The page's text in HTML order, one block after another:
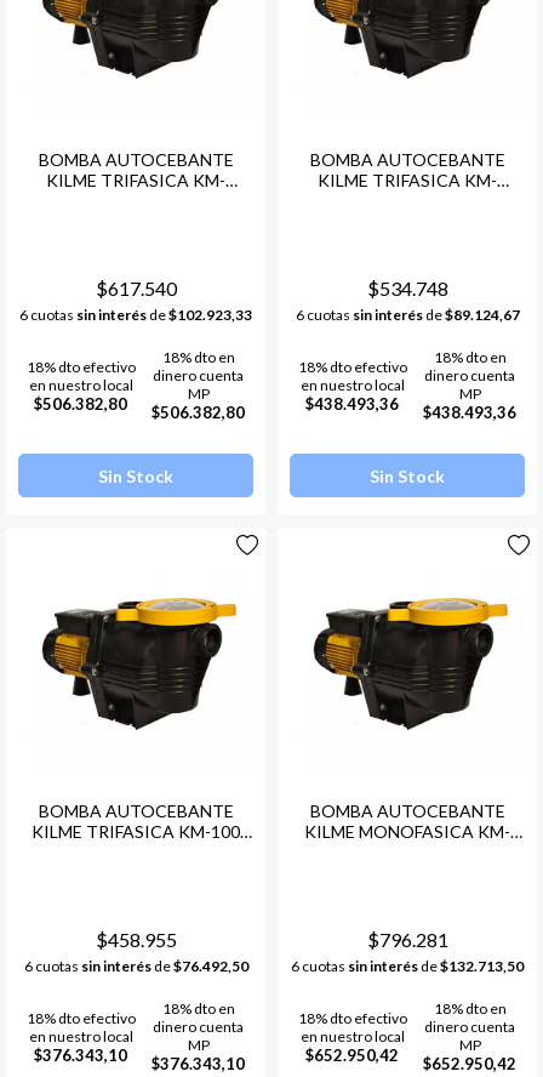
BOMBA AUTOCEBANTE
KILME TRIFASICA KM-
$617.540
6 cuotas sin interés de$102.923,33
18% dto efectivo
en nuestro local
$506.382,80
18% dto en
dinero cuenta
MP
$506.382,80
Sin Stock
BOMBA AUTOCEBANTE
KILME TRIFASICA KM-
$534.748
6 cuotas sin interésde$89.124,67
18% dto efectivo
en nuestro local
$438.493,36
18% dto en
dinero cuenta
MP
$438.493,36
Sin Stock
BOMBA AUTOCEBANTE
KILME TRIFASICA KM-100
$458.955
6 cuotas sin interésde$76.492,50
18% dto efectivo
en nuestro local
$376.343,10
18% dto en
dinero cuenta
MP
$376.343,10
BOMBA AUTOCEBANTE
KILME MONOFASICA KM-
$796.281
6 cuotas sin interés de$132.713,50
18% dto efectivo
en nuestro local
$652.950,42
18% dto en
dinero cuenta
MP
$652.950,42